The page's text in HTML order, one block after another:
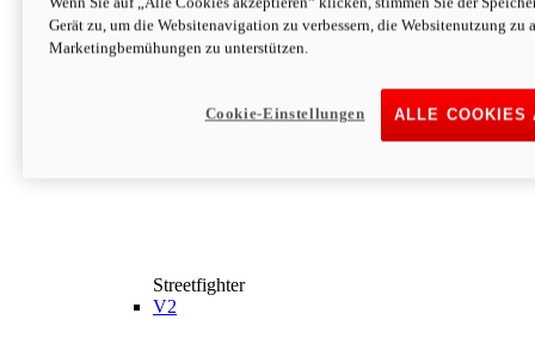
Streetfighter
V2
Gerät zu, um die Websitenavigation zu verbessern, die Websitenutzung zu
Marketingbemühungen zu unterstützen.
ALLE COOKIES
Cookie-Einstellungen